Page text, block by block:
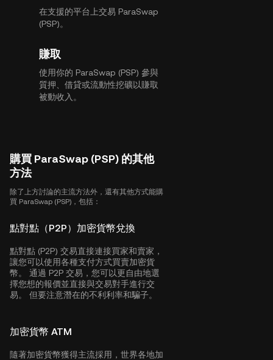
在支援的平台上交易 ParaSwap
(PSP)。
賺取
使用你的 ParaSwap (PSP) 參與
質押、借貸或流動性挖礦以賺取
被動收入。
購買 ParaSwap (PSP) 的其他
方法
除了上方討論的主流方法外，還有其他方式能購
買 ParaSwap (PSP)，包括：
點對點（P2P）加密貨幣兌換
點對點 (P2P) 交易直接連接買家和賣家，
讓您可以使用各種支付方式買賣加密貨
幣。 通過 P2P 交易，您可以更自由地選
擇您想的報價並直接與交易對手進行交
易。 但要注意潛在的不利利率和騙子。
加密貨幣 ATM
隨著加密貨幣獲得主流採用，世界各地加